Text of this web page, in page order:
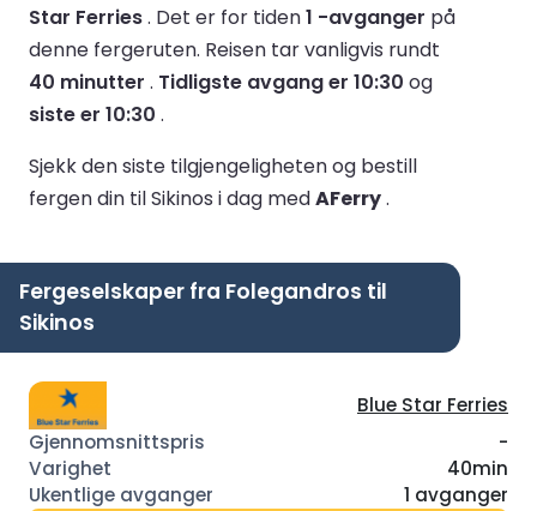
Star Ferries. Det er for tiden1 -avganger på
denne fergeruten. Reisen tar vanligvis rundt
40 minutter . Tidligste avgang er 10:30 og
siste er 10:30 .
Sjekk den siste tilgjengeligheten og bestill
fergen din til Sikinos i dag medAFerry.
Fergeselskaper fra Folegandros til
Sikinos
Blue Star Ferries
-
40min
1 avganger